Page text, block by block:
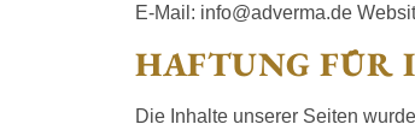
E-Mail: info@adverma.de
HAFTUNG FÜR
Die Inhalte unserer Seiten